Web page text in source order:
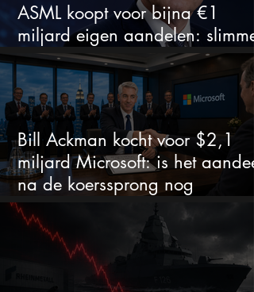
ASML koopt voor bijna €1
miljard eigen aandelen: slimme
zet of dure timing?
Bill Ackman kocht voor $2,1
miljard Microsoft: is het aandeel
na de koerssprong nog
aantrekkelijk?